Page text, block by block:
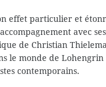
effet particulier et
avec
de Christian
le monde de Lohengrin
contemporains.